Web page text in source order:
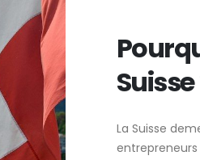
Suisse
La Suisse
entrepreneurs